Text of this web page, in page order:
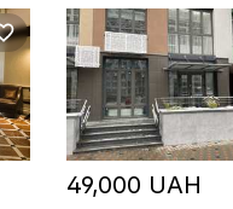
49,000 UAH